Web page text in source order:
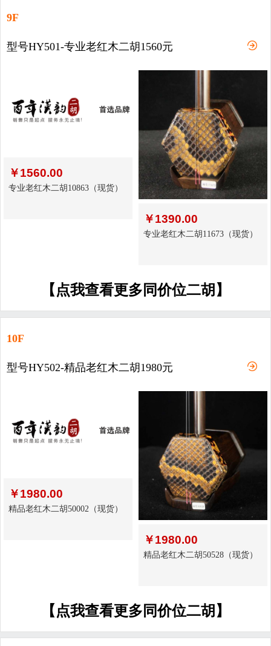
9F
型号HY501-专业老红木二胡1560元
￥1560.00
专业老红木二胡10863（现货）
￥1390.00
专业老红木二胡11673（现货）
【点我查看更多同价位二胡】
10F
型号HY502-精品老红木二胡1980元
￥1980.00
精品老红木二胡50002（现货）
￥1980.00
精品老红木二胡50528（现货）
【点我查看更多同价位二胡】